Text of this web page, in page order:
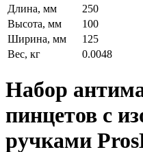
Длина, мм
250
Высота, мм
100
Ширина, мм
125
Вес, кг
0.0048
Набор
пинцетов с
ручками